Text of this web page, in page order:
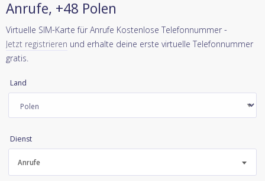
Anrufe, +48 Polen
Virtuelle SIM-Karte für Anrufe Kostenlose Telefonnummer -
Jetzt registrieren und erhalte deine erste virtuelle Telefonnummer
gratis.
Land
Dienst
Anrufe